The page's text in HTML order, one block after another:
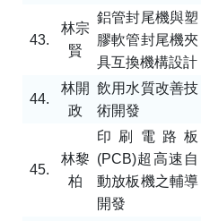
43.
林宗
賢
鋁管封尾機與塑
膠軟管封尾機夾
具互換機構設計
44.
林開
政
飲用水質改善技
術開發
45.
林黎
柏
印刷電路板
(PCB)超高速自
動放板機之輔導
開發